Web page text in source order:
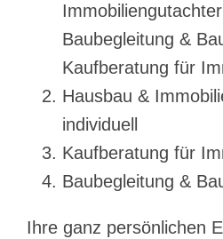
Baubegleitung &
Kaufberatung für
Hausbau &
individuell
Kaufberatung für
Baubegleitung &
Ihre ganz persönlichen